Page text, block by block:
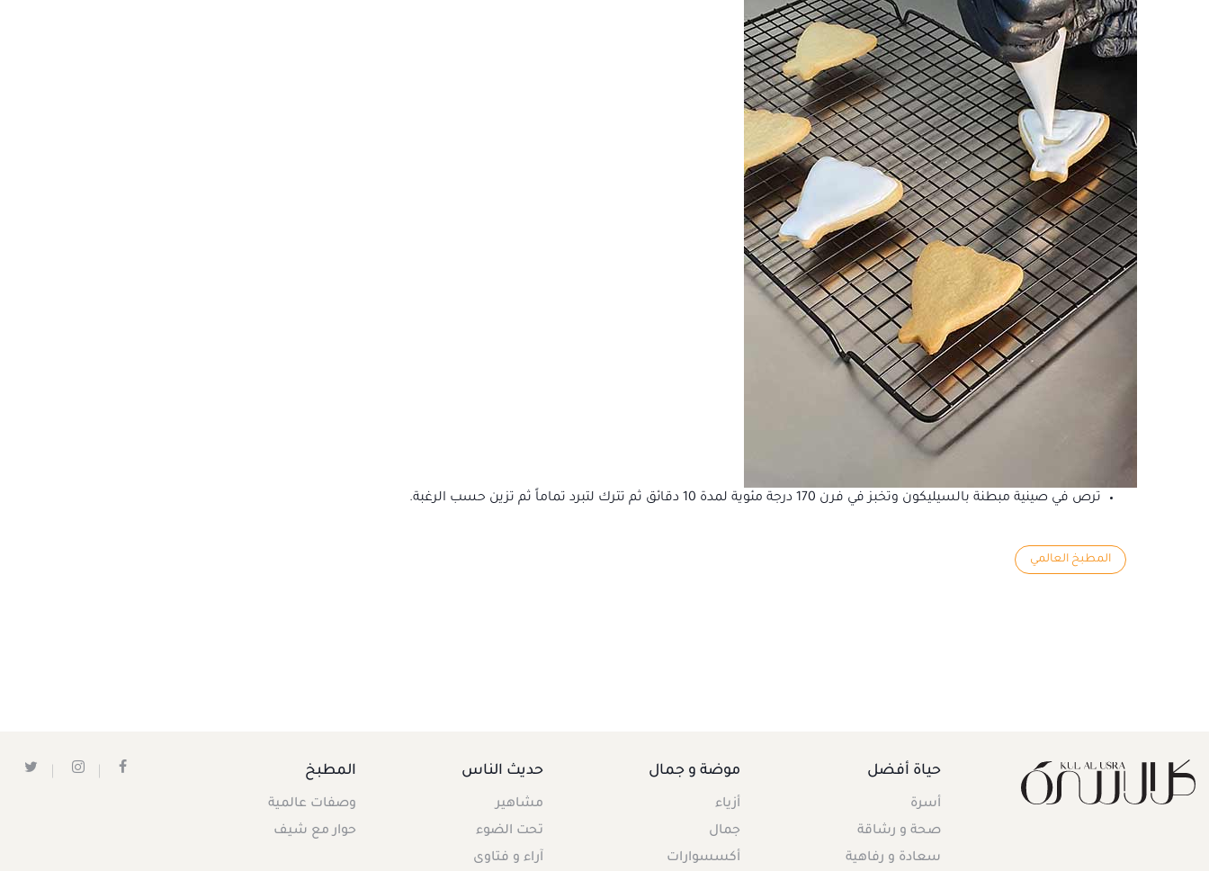
ترص في صينية مبطنة بالسيليكون وتخبز في فرن 170 درجة مئوية لمدة 10 دقائق ثم تترك لتبرد تماماً ثم تزين حسب الرغبة.
المطبخ العالمي
حياة أفضل
أسرة
صحة و رشاقة
سعادة و رفاهية
موضة و جمال
أزياء
جمال
أكسسوارات
حديث الناس
مشاهير
تحت الضوء
آراء و فتاوى
المطبخ
وصفات عالمية
حوار مع شيف